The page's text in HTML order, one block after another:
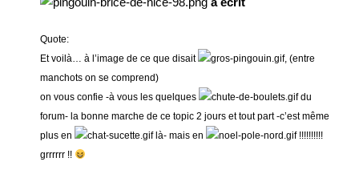
Quote:
Et voilà… à l’image de ce que disait
, (entre
manchots on se comprend)
on vous confie -à vous les quelques
du
forum- la bonne marche de ce topic 2 jours et tout part -c’est même
plus en
là- mais en
!!!!!!!!!!
grrrrrr !!